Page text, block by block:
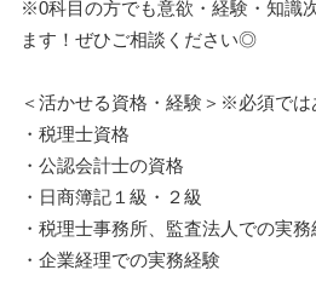
※0科目の方でも意欲・経験・知識
ます！ぜひご相談ください◎
＜活かせる資格・経験＞※必須では
・税理士資格
・公認会計士の資格
・日商簿記１級・２級
・税理士事務所、監査法人での実務
・企業経理での実務経験